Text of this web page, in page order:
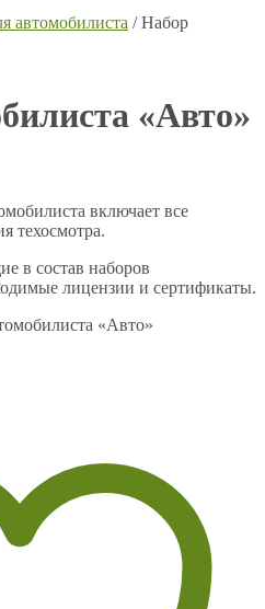
автомобилиста / Набор
«Авто»
включает все
техосмотра.
в состав наборов
лицензии и сертификаты.
«Авто»